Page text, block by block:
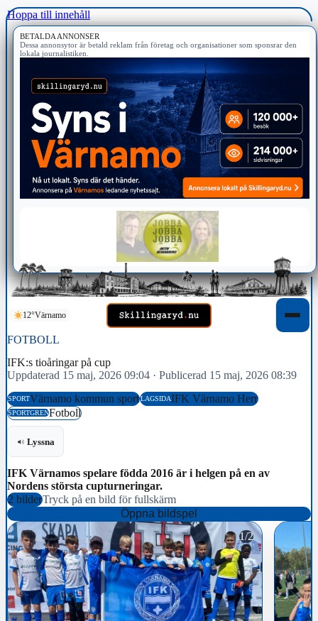
Hoppa till innehåll
BETALDA ANNONSER
Dessa annonsytor är betald reklam från företag och organisationer som sponsrar den
lokala journalistiken.
12°Värnamo
FOTBOLL
IFK:s tioåringar på cup
Uppdaterad 15 maj, 2026 09:04 · Publicerad 15 maj, 2026 08:39
SPORTVärnamo kommun sportLAGSIDAIFK Värnamo Herr
SPORTGRENFotboll
Lyssna
IFK Värnamos spelare födda 2016 är i helgen på en av
Nordens största cupturneringar.
2 bilderTryck på en bild för fullskärm
Öppna bildspel
1/2